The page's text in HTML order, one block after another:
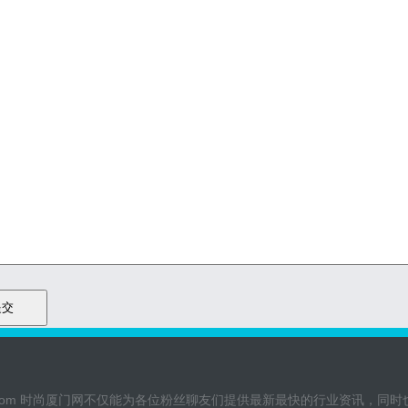
时尚厦门网不仅能为各位粉丝聊友们提供最新最快的行业资讯，同